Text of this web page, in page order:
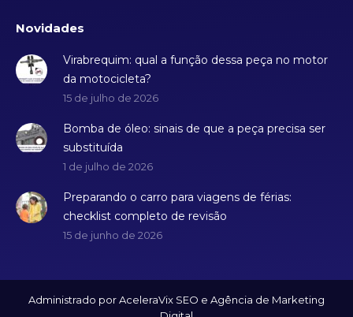
Novidades
Virabrequim: qual a função dessa peça no motor
da motocicleta?
15 de julho de 2026
Bomba de óleo: sinais de que a peça precisa ser
substituída
1 de julho de 2026
Preparando o carro para viagens de férias:
checklist completo de revisão
15 de junho de 2026
Administrado por AceleraVix SEO e Agência de Marketing